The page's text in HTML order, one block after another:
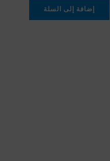
إضافة إلى السلة